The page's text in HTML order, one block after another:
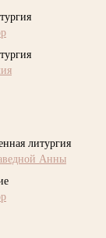
литургия
Анны